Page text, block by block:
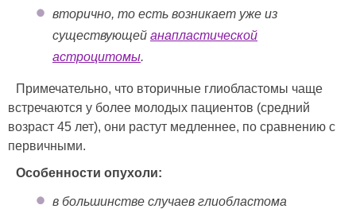
вторично, то есть возникает уже из
существующей анапластической
астроцитомы.
Примечательно, что вторичные глиобластомы чаще
встречаются у более молодых пациентов (средний
возраст 45 лет), они растут медленнее, по сравнению с
первичными.
Особенности опухоли:
в большинстве случаев глиобластома